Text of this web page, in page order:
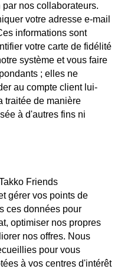
nos collaborateurs.
votre adresse e-mail
informations sont
votre carte de fidélité
système et vous faire
; elles ne
au compte client lui-
traitée de manière
à d'autres fins ni
Friends
gérer vos points de
ces données pour
optimiser nos propres
nos offres. Nous
pour vous
à vos centres d'intérêt